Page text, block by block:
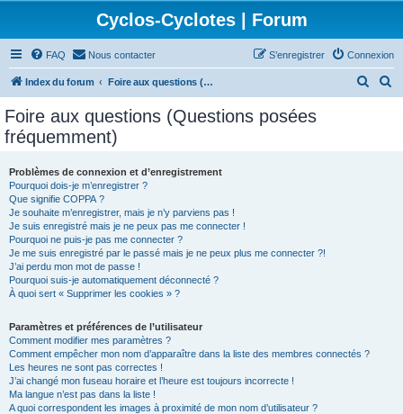
Cyclos-Cyclotes | Forum
FAQ Nous contacter Connexion
S’enregistrer
Index du forum Foire aux questions (Questions posées fréquemment)
Foire aux questions (Questions posées
fréquemment)
Problèmes de connexion et d’enregistrement
Pourquoi dois-je m’enregistrer ?
Que signifie COPPA ?
Je souhaite m’enregistrer, mais je n’y parviens pas !
Je suis enregistré mais je ne peux pas me connecter !
Pourquoi ne puis-je pas me connecter ?
Je me suis enregistré par le passé mais je ne peux plus me connecter ?!
J’ai perdu mon mot de passe !
Pourquoi suis-je automatiquement déconnecté ?
À quoi sert « Supprimer les cookies » ?
Paramètres et préférences de l’utilisateur
Comment modifier mes paramètres ?
Comment empêcher mon nom d’apparaître dans la liste des membres connectés ?
Les heures ne sont pas correctes !
J’ai changé mon fuseau horaire et l’heure est toujours incorrecte !
Ma langue n’est pas dans la liste !
A quoi correspondent les images à proximité de mon nom d’utilisateur ?